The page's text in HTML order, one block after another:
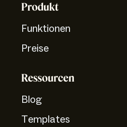
Produkt
Funktionen
Preise
Ressourcen
Blog
Templates